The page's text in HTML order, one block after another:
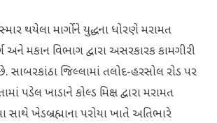
થયેલા માર્ગોને યુદ્ધના ધોરણે મરામત
અને મકાન વિભાગ દ્વારા અસરકારક કામગીરી
સાબરકાંઠા જિલ્લામાં તલોદ-હરસોલ રોડ પર
પડેલ ખાડાને કોલ્ડ મિક્ષ દ્વારા મરામત
ખેડબ્રહ્માના પરોયા ખાતે અતિભારે